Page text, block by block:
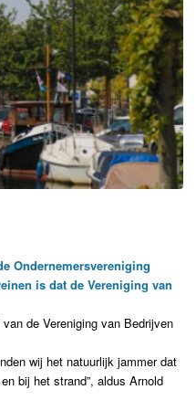
Ondernemersvereniging
is dat de Vereniging van
de Vereniging van Bedrijven
wij het natuurlijk jammer dat
bij het strand”, aldus Arnold